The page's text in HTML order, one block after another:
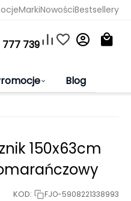
MarkiNowościBestsellery
739
Blog
150x63cm
KOD: FJO-5908221338993